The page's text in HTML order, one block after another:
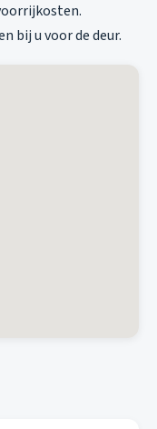
bij u voor de deur.